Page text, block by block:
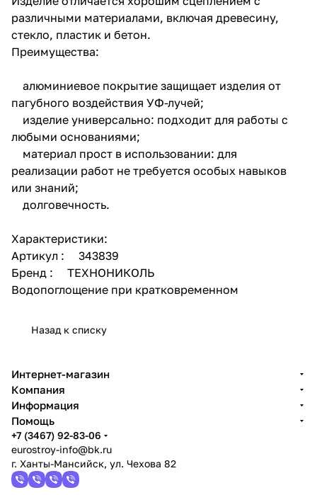
различными материалами, включая древесину,
стекло, пластик и бетон.
Преимущества:
алюминиевое покрытие защищает изделия от
пагубного воздействия УФ-лучей;
изделие универсально: подходит для работы с
любыми основаниями;
материал прост в использовании: для
реализации работ не требуется особых навыков
или знаний;
долговечность.
Характеристики:
Артикул : 343839
Бренд : ТЕХНОНИКОЛЬ
Водопоглощение при кратковременном
Назад к списку
Интернет-магазин
Компания
Информация
Помощь
+7 (3467) 92-83-06
eurostroy-info@bk.ru
г. Ханты-Мансийск, ул. Чехова 82